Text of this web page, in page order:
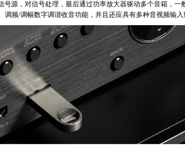
源，对信号处理，最后通过功率放大器驱动多个音箱，一
频/调幅数字调谐收音功能，并且还应具有多种音视频输